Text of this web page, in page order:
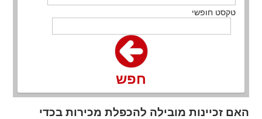
טקסט חופשי
חפש
האם זכיינות מובילה להכפלת מכירות בכדי